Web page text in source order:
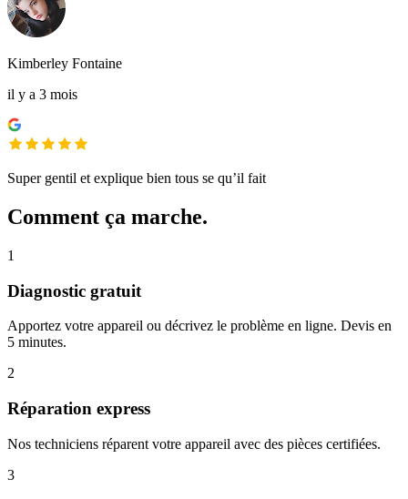
Kimberley Fontaine
il y a 3 mois
Super gentil et explique bien tous se qu’il fait
Comment ça marche.
1
Diagnostic gratuit
Apportez votre appareil ou décrivez le problème en ligne. Devis en
5 minutes.
2
Réparation express
Nos techniciens réparent votre appareil avec des pièces certifiées.
3